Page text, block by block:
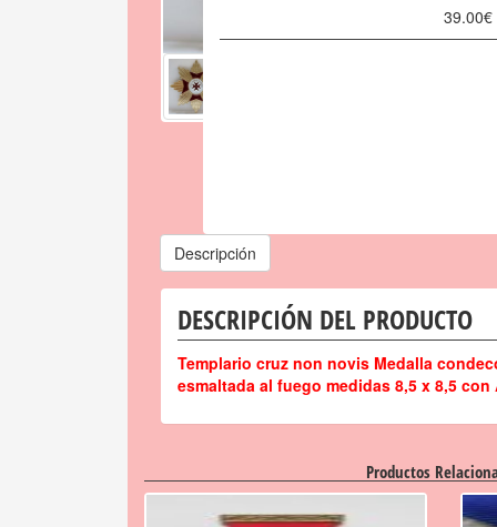
39.00€
Descripción
DESCRIPCIÓN DEL PRODUCTO
Templario cruz non novis Medalla
esmaltada al fuego medidas 8,5 x 8,5
Productos